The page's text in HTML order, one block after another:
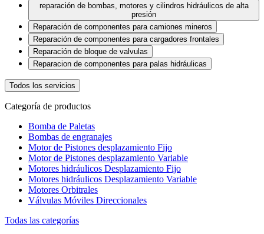
reparación de bombas, motores y cilindros hidráulicos de alta
presión
Reparación de componentes para camiones mineros
Reparación de componentes para cargadores frontales
Reparación de bloque de valvulas
Reparacion de componentes para palas hidráulicas
Todos los servicios
Categoría de productos
Bomba de Paletas
Bombas de engranajes
Motor de Pistones desplazamiento Fijo
Motor de Pistones desplazamiento Variable
Motores hidráulicos Desplazamiento Fijo
Motores hidráulicos Desplazamiento Variable
Motores Orbitrales
Válvulas Móviles Direccionales
Todas las categorías